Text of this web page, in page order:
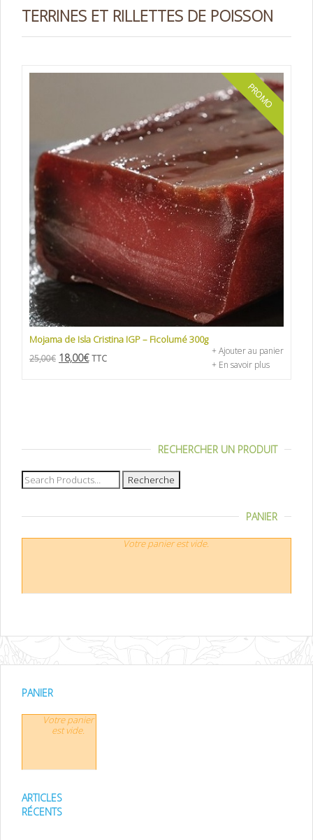
TERRINES ET RILLETTES DE POISSON
PROMO
Mojama de Isla Cristina IGP – Ficolumé 300g
25,00€ 18,00€ TTC
+ Ajouter au panier
+ En savoir plus
RECHERCHER UN PRODUIT
Recherche
pour :
PANIER
Votre panier est vide.
PANIER
Votre panier
est vide.
ARTICLES
RÉCENTS